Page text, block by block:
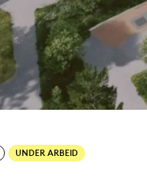
UNDER ARBEID